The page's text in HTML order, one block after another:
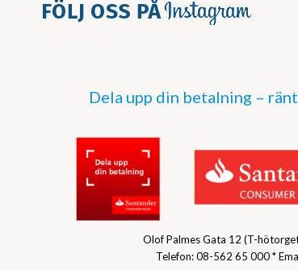
Dela upp din betalning –
Olof Palmes Gata 12 (T-
Telefon: 08-562 65 000 *